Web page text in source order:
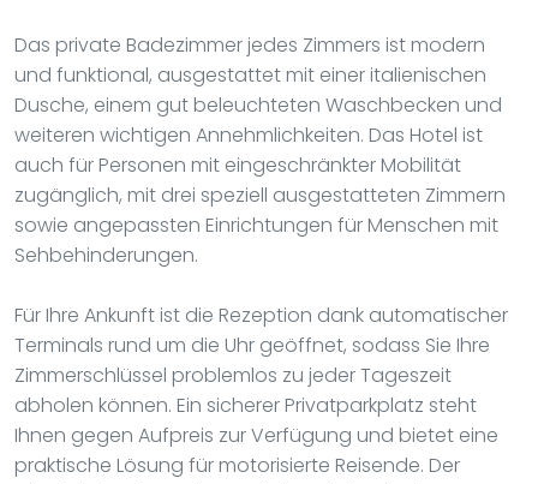
Das private Badezimmer jedes Zimmers ist modern
und funktional, ausgestattet mit einer italienischen
Dusche, einem gut beleuchteten Waschbecken und
weiteren wichtigen Annehmlichkeiten. Das Hotel ist
auch für Personen mit eingeschränkter Mobilität
zugänglich, mit drei speziell ausgestatteten Zimmern
sowie angepassten Einrichtungen für Menschen mit
Sehbehinderungen.
Für Ihre Ankunft ist die Rezeption dank automatischer
Terminals rund um die Uhr geöffnet, sodass Sie Ihre
Zimmerschlüssel problemlos zu jeder Tageszeit
abholen können. Ein sicherer Privatparkplatz steht
Ihnen gegen Aufpreis zur Verfügung und bietet eine
praktische Lösung für motorisierte Reisende. Der